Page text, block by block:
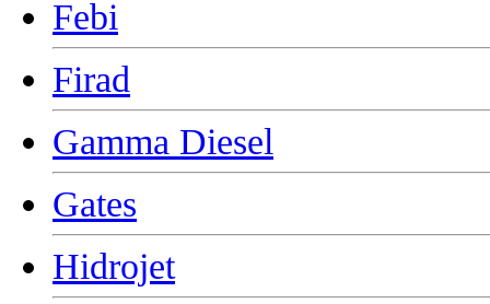
Febi
Firad
Gamma Diesel
Gates
Hidrojet